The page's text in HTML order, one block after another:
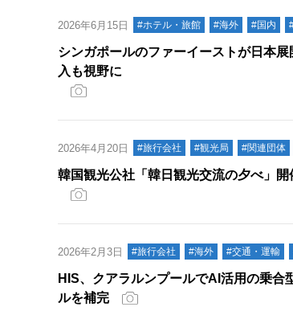
2026年6月15日 #ホテル・旅館 #海外 #国内
シンガポールのファーイーストが日本
入も視野に
2026年4月20日 #旅行会社 #観光局 #関連団体
韓国観光公社「韓日観光交流の夕べ」
2026年2月3日 #旅行会社 #海外 #交通・運輸
HIS、クアラルンプールでAI活用の乗合
ルを補完